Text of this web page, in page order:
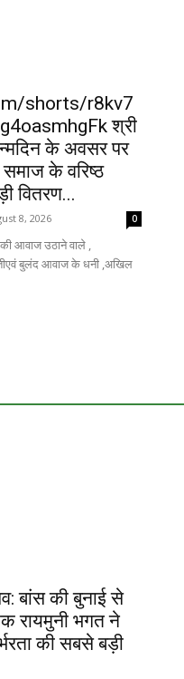
shorts/r8kv7
श्री
के अवसर पर
के वरिष्ठ
वितरण...
8, 2026 0
आवाज उठाने वाले ,
बुलंद आवाज के धनी ,अखिल
बांस की बुनाई से
रायमुनी भगत ने
की सबसे बड़ी